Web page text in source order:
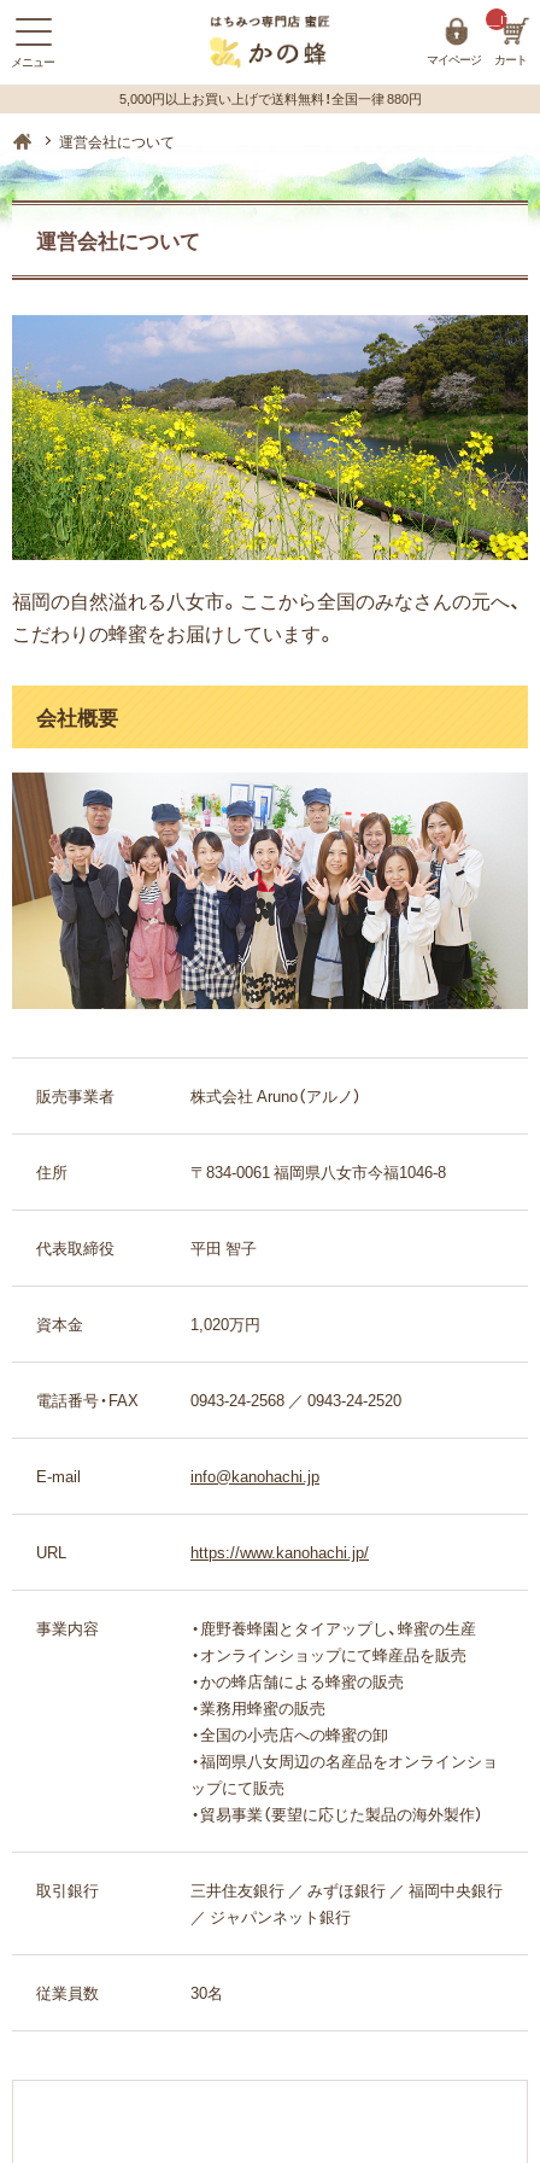
マイページ カート
蜂蜜（はちみつ）の購入はハチミツ専門店【かの蜂】 ホーム
運営会社について
運営会社について
福岡の自然溢れる八女市。ここから全国のみなさんの元へ、
こだわりの蜂蜜をお届けしています。
会社概要
販売事業者 株式会社 Aruno（アルノ）
住所 〒834-0061 福岡県八女市今福1046-8
代表取締役 平田 智子
資本金 1,020万円
電話番号・FAX 0943-24-2568 ／ 0943-24-2520
E-mail info@kanohachi.jp
URL https://www.kanohachi.jp/
事業内容
・鹿野養蜂園とタイアップし、蜂蜜の生産
・オンラインショップにて蜂産品を販売
・かの蜂店舗による蜂蜜の販売
・業務用蜂蜜の販売
・全国の小売店への蜂蜜の卸
・福岡県八女周辺の名産品をオンラインショ
ップにて販売
・貿易事業（要望に応じた製品の海外製作）
取引銀行
三井住友銀行 ／ みずほ銀行 ／ 福岡中央銀行
／ ジャパンネット銀行
従業員数 30名